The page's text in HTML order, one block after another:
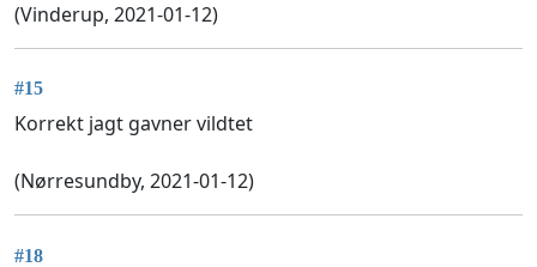
(Vinderup, 2021-01-12)
#15
Korrekt jagt gavner vildtet
(Nørresundby, 2021-01-12)
#18